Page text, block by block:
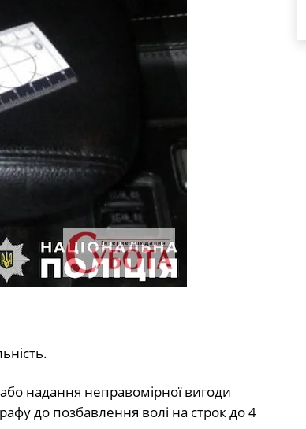
надання неправомірної вигоди
до позбавлення волі на строк до 4